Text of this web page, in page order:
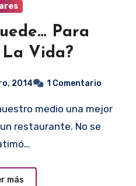
Para
Vida?
2014 1 Comentario
restaurante. No se
más